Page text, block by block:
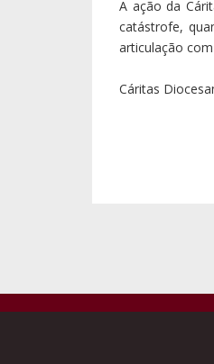
A ação da
catástrofe,
articulação
Cáritas